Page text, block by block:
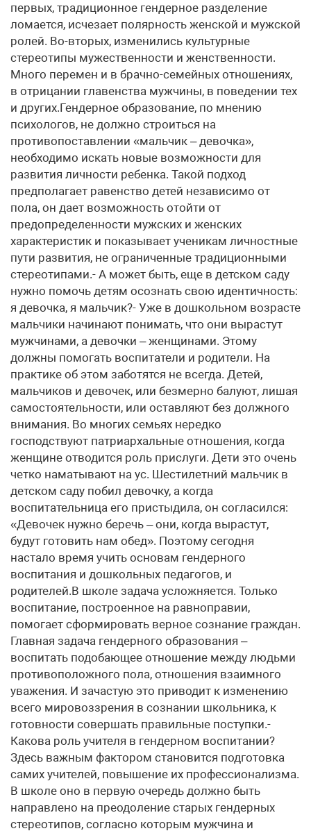
первых, традиционное гендерное разделение
ломается, исчезает полярность женской и мужской
ролей. Во-вторых, изменились культурные
стереотипы мужественности и женственности.
Много перемен и в брачно-семейных отношениях,
в отрицании главенства мужчины, в поведении тех
и других.Гендерное образование, по мнению
психологов, не должно строиться на
противопоставлении «мальчик – девочка»,
необходимо искать новые возможности для
развития личности ребенка. Такой подход
предполагает равенство детей независимо от
пола, он дает возможность отойти от
предопределенности мужских и женских
характеристик и показывает ученикам личностные
пути развития, не ограниченные традиционными
стереотипами.- А может быть, еще в детском саду
нужно помочь детям осознать свою идентичность:
я девочка, я мальчик?- Уже в дошкольном возрасте
мальчики начинают понимать, что они вырастут
мужчинами, а девочки – женщинами. Этому
должны помогать воспитатели и родители. На
практике об этом заботятся не всегда. Детей,
мальчиков и девочек, или безмерно балуют, лишая
самостоятельности, или оставляют без должного
внимания. Во многих семьях нередко
господствуют патриархальные отношения, когда
женщине отводится роль прислуги. Дети это очень
четко наматывают на ус. Шестилетний мальчик в
детском саду побил девочку, а когда
воспитательница его пристыдила, он согласился:
«Девочек нужно беречь – они, когда вырастут,
будут готовить нам обед». Поэтому сегодня
настало время учить основам гендерного
воспитания и дошкольных педагогов, и
родителей.В школе задача усложняется. Только
воспитание, построенное на равноправии,
помогает сформировать верное сознание граждан.
Главная задача гендерного образования –
воспитать подобающее отношение между людьми
противоположного пола, отношения взаимного
уважения. И зачастую это приводит к изменению
всего мировоззрения в сознании школьника, к
готовности совершать правильные поступки.-
Какова роль учителя в гендерном воспитании?
Здесь важным фактором становится подготовка
самих учителей, повышение их профессионализма.
В школе оно в первую очередь должно быть
направлено на преодоление старых гендерных
стереотипов, согласно которым мужчина и